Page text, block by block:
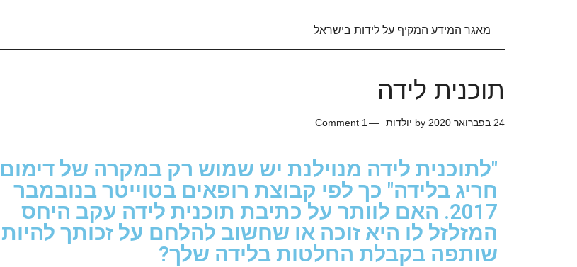
מאגר המידע המקיף על לידות בישראל
תוכנית לידה
24 בפברואר 2020 יולדות 1 Comment
"לתוכנית לידה מנוילנת יש שמוש רק במקרה של דימום
חריג בלידה" כך לפי קבוצת רופאים בטוייטר בנובמבר
2017. האם לוותר על כתיבת תוכנית לידה עקב היחס
המזלזל לו היא זוכה או שחשוב להלחם על זכותך להיות
שותפה בקבלת החלטות בלידה שלך?